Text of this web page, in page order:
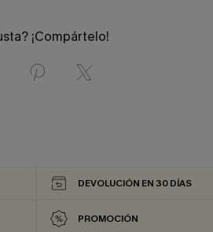
¡Compártelo!
DEVOLUCIÓN EN 30 DÍAS
PROMOCIÓN